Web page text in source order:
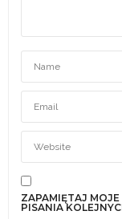
ZAPAMIĘTAJ
PISANIA